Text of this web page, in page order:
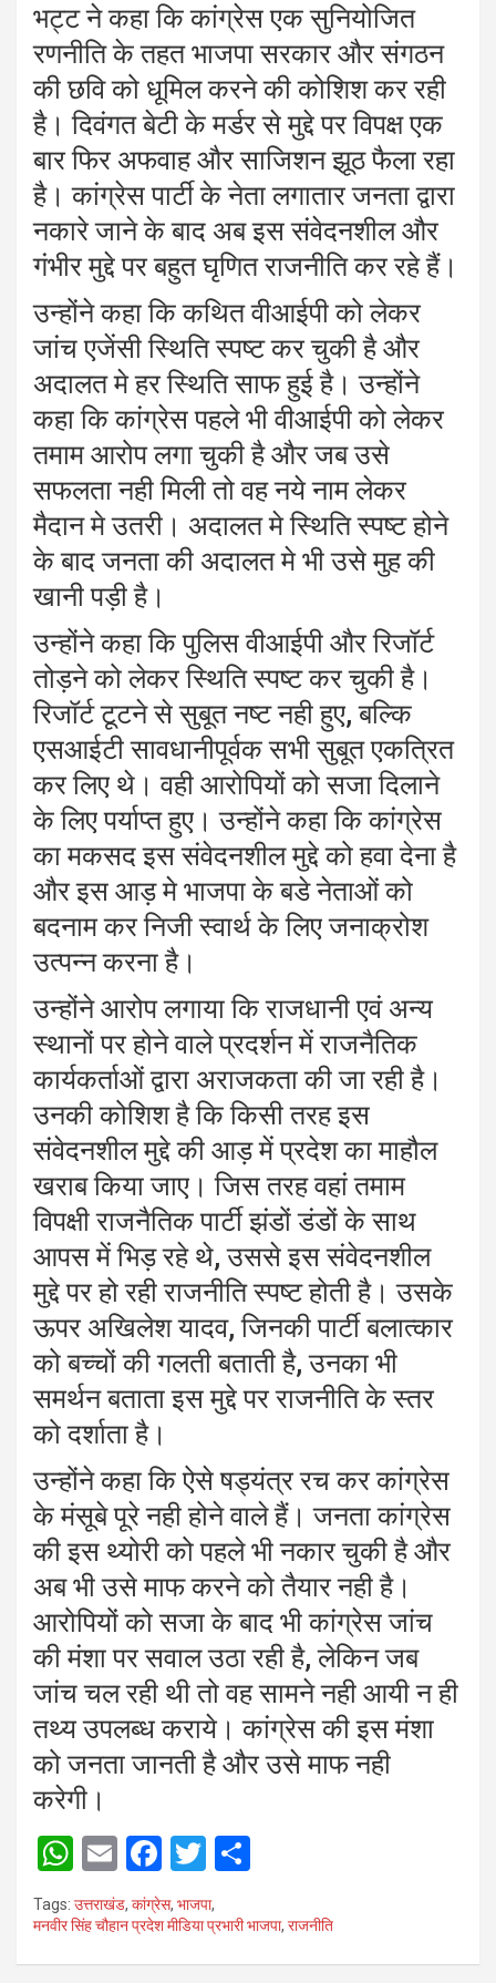
भट्ट ने कहा कि कांग्रेस एक सुनियोजित
रणनीति के तहत भाजपा सरकार और संगठन
की छवि को धूमिल करने की कोशिश कर रही
है। दिवंगत बेटी के मर्डर से मुद्दे पर विपक्ष एक
बार फिर अफवाह और साजिशन झूठ फैला रहा
है। कांग्रेस पार्टी के नेता लगातार जनता द्वारा
नकारे जाने के बाद अब इस संवेदनशील और
गंभीर मुद्दे पर बहुत घृणित राजनीति कर रहे हैं।
उन्होंने कहा कि कथित वीआईपी को लेकर
जांच एजेंसी स्थिति स्पष्ट कर चुकी है और
अदालत मे हर स्थिति साफ हुई है। उन्होंने
कहा कि कांग्रेस पहले भी वीआईपी को लेकर
तमाम आरोप लगा चुकी है और जब उसे
सफलता नही मिली तो वह नये नाम लेकर
मैदान मे उतरी। अदालत मे स्थिति स्पष्ट होने
के बाद जनता की अदालत मे भी उसे मुह की
खानी पड़ी है।
उन्होंने कहा कि पुलिस वीआईपी और रिजॉर्ट
तोड़ने को लेकर स्थिति स्पष्ट कर चुकी है।
रिजॉर्ट टूटने से सुबूत नष्ट नही हुए, बल्कि
एसआईटी सावधानीपूर्वक सभी सुबूत एकत्रित
कर लिए थे। वही आरोपियों को सजा दिलाने
के लिए पर्याप्त हुए। उन्होंने कहा कि कांग्रेस
का मकसद इस संवेदनशील मुद्दे को हवा देना है
और इस आड़ मे भाजपा के बडे नेताओं को
बदनाम कर निजी स्वार्थ के लिए जनाक्रोश
उत्पन्न करना है।
उन्होंने आरोप लगाया कि राजधानी एवं अन्य
स्थानों पर होने वाले प्रदर्शन में राजनैतिक
कार्यकर्ताओं द्वारा अराजकता की जा रही है।
उनकी कोशिश है कि किसी तरह इस
संवेदनशील मुद्दे की आड़ में प्रदेश का माहौल
खराब किया जाए। जिस तरह वहां तमाम
विपक्षी राजनैतिक पार्टी झंडों डंडों के साथ
आपस में भिड़ रहे थे, उससे इस संवेदनशील
मुद्दे पर हो रही राजनीति स्पष्ट होती है। उसके
ऊपर अखिलेश यादव, जिनकी पार्टी बलात्कार
को बच्चों की गलती बताती है, उनका भी
समर्थन बताता इस मुद्दे पर राजनीति के स्तर
को दर्शाता है।
उन्होंने कहा कि ऐसे षड्यंत्र रच कर कांग्रेस
के मंसूबे पूरे नही होने वाले हैं। जनता कांग्रेस
की इस थ्योरी को पहले भी नकार चुकी है और
अब भी उसे माफ करने को तैयार नही है।
आरोपियों को सजा के बाद भी कांग्रेस जांच
की मंशा पर सवाल उठा रही है, लेकिन जब
जांच चल रही थी तो वह सामने नही आयी न ही
तथ्य उपलब्ध कराये। कांग्रेस की इस मंशा
को जनता जानती है और उसे माफ नही
करेगी।
W
h
at
s
E
m
ail
F
a
ce
b
T
wi
tt
er
ar
e
Tags: उत्तराखंड, कांग्रेस, भाजपा,
मनवीर सिंह चौहान प्रदेश मीडिया प्रभारी भाजपा, राजनीति